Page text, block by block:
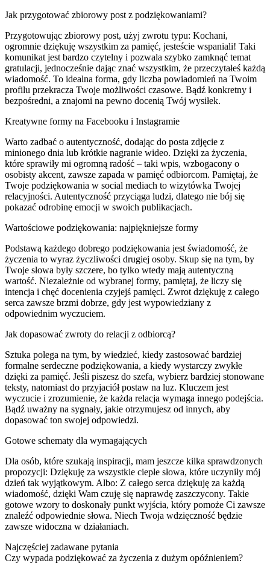
Jak przygotować zbiorowy post z podziękowaniami?
Przygotowując zbiorowy post, użyj zwrotu typu: Kochani,
ogromnie dziękuję wszystkim za pamięć, jesteście wspaniali! Taki
komunikat jest bardzo czytelny i pozwala szybko zamknąć temat
gratulacji, jednocześnie dając znać wszystkim, że przeczytałeś każdą
wiadomość. To idealna forma, gdy liczba powiadomień na Twoim
profilu przekracza Twoje możliwości czasowe. Bądź konkretny i
bezpośredni, a znajomi na pewno docenią Twój wysiłek.
Kreatywne formy na Facebooku i Instagramie
Warto zadbać o autentyczność, dodając do posta zdjęcie z
minionego dnia lub krótkie nagranie wideo. Dzięki za życzenia,
które sprawiły mi ogromną radość – taki wpis, wzbogacony o
osobisty akcent, zawsze zapada w pamięć odbiorcom. Pamiętaj, że
Twoje podziękowania w social mediach to wizytówka Twojej
relacyjności. Autentyczność przyciąga ludzi, dlatego nie bój się
pokazać odrobinę emocji w swoich publikacjach.
Wartościowe podziękowania: najpiękniejsze formy
Podstawą każdego dobrego podziękowania jest świadomość, że
życzenia to wyraz życzliwości drugiej osoby. Skup się na tym, by
Twoje słowa były szczere, bo tylko wtedy mają autentyczną
wartość. Niezależnie od wybranej formy, pamiętaj, że liczy się
intencja i chęć docenienia czyjejś pamięci. Zwrot dziękuję z całego
serca zawsze brzmi dobrze, gdy jest wypowiedziany z
odpowiednim wyczuciem.
Jak dopasować zwroty do relacji z odbiorcą?
Sztuka polega na tym, by wiedzieć, kiedy zastosować bardziej
formalne serdeczne podziękowania, a kiedy wystarczy zwykłe
dzięki za pamięć. Jeśli piszesz do szefa, wybierz bardziej stonowane
teksty, natomiast do przyjaciół postaw na luz. Kluczem jest
wyczucie i zrozumienie, że każda relacja wymaga innego podejścia.
Bądź uważny na sygnały, jakie otrzymujesz od innych, aby
dopasować ton swojej odpowiedzi.
Gotowe schematy dla wymagających
Dla osób, które szukają inspiracji, mam jeszcze kilka sprawdzonych
propozycji: Dziękuję za wszystkie ciepłe słowa, które uczyniły mój
dzień tak wyjątkowym. Albo: Z całego serca dziękuję za każdą
wiadomość, dzięki Wam czuję się naprawdę zaszczycony. Takie
gotowe wzory to doskonały punkt wyjścia, który pomoże Ci zawsze
znaleźć odpowiednie słowa. Niech Twoja wdzięczność będzie
zawsze widoczna w działaniach.
Najczęściej zadawane pytania
Czy wypada podziękować za życzenia z dużym opóźnieniem?